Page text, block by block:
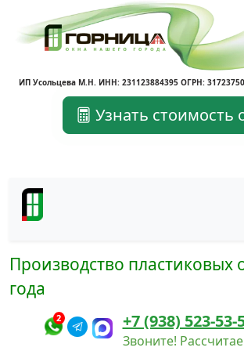
ИП Усольцева М.Н. ИНН: 231123884395 ОГРН:
Узнать стоимость
Производство пластиковых
года
2 +7 (938) 523-53-
Звоните!